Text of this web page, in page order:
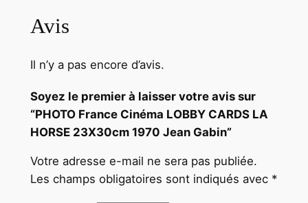
Avis
Il n’y a pas encore d’avis.
Soyez le premier à laisser votre avis sur
“PHOTO France Cinéma LOBBY CARDS LA
HORSE 23X30cm 1970 Jean Gabin”
Votre adresse e-mail ne sera pas publiée.
Les champs obligatoires sont indiqués avec *